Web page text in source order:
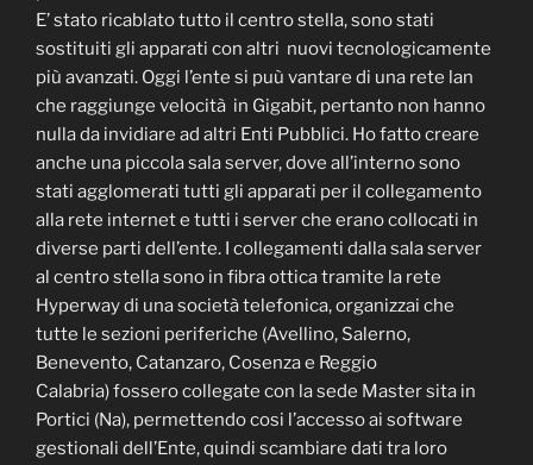
E’ stato ricablato tutto il centro stella, sono stati
sostituiti gli apparati con altri nuovi tecnologicamente
più avanzati. Oggi l’ente si puù vantare di una rete lan
che raggiunge velocità in Gigabit, pertanto non hanno
nulla da invidiare ad altri Enti Pubblici. Ho fatto creare
anche una piccola sala server, dove all’interno sono
stati agglomerati tutti gli apparati per il collegamento
alla rete internet e tutti i server che erano collocati in
diverse parti dell’ente. I collegamenti dalla sala server
al centro stella sono in fibra ottica tramite la rete
Hyperway di una società telefonica, organizzai che
tutte le sezioni periferiche (Avellino, Salerno,
Benevento, Catanzaro, Cosenza e Reggio
Calabria) fossero collegate con la sede Master sita in
Portici (Na), permettendo cosi l’accesso ai software
gestionali dell’Ente, quindi scambiare dati tra loro